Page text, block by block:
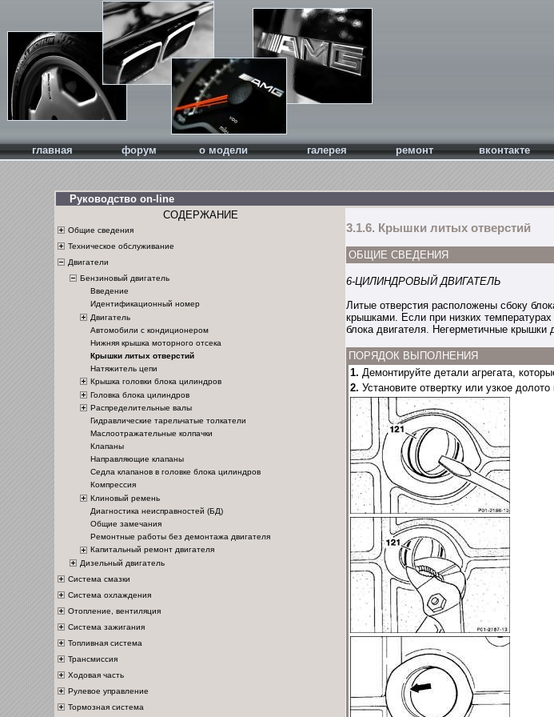
главная форум о модели галерея ремонт вконтакте
Руководство on-line
СОДЕРЖАНИЕ
Общие сведения
Техническое обслуживание
Двигатели
Бензиновый двигатель
Введение
Идентификационный номер
Двигатель
Автомобили с кондиционером
Нижняя крышка моторного отсека
Крышки литых отверстий
Натяжитель цепи
Крышка головки блока цилиндров
Головка блока цилиндров
Распределительные валы
Гидравлические тарельчатые толкатели
Маслоотражательные колпачки
Клапаны
Направляющие клапаны
Седла клапанов в головке блока цилиндров
Компрессия
Клиновый ремень
Диагностика неисправностей (БД)
Общие замечания
Ремонтные работы без демонтажа двигателя
Капитальный ремонт двигателя
Дизельный двигатель
Система смазки
Система охлаждения
Отопление, вентиляция
Система зажигания
Топливная система
Трансмиссия
Ходовая часть
Рулевое управление
Тормозная система
3.1.6. Крышки литых отверстий
ОБЩИЕ СВЕДЕНИЯ
6-ЦИЛИНДРОВЫЙ ДВИГАТЕЛЬ
Литые отверстия расположены сбоку
крышками. Если при низких
блока двигателя. Негерметичные крышки
ПОРЯДОК ВЫПОЛНЕНИЯ
1. Демонтируйте детали агрегата,
2. Установите отвертку или узкое